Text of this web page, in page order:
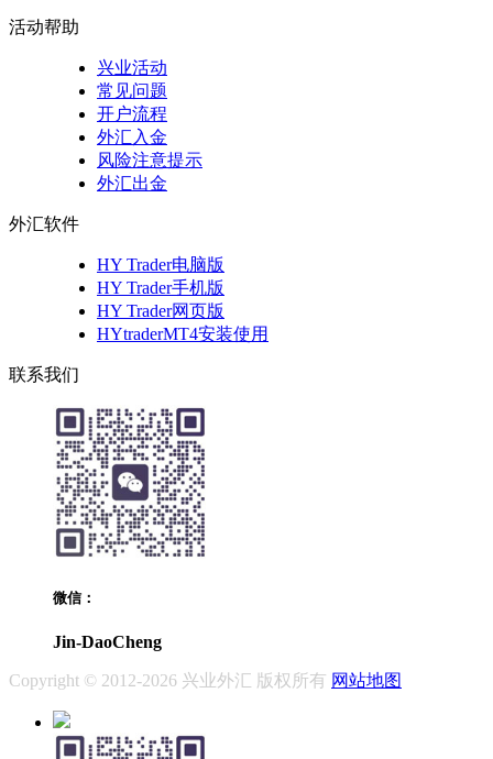
活动帮助
兴业活动
常见问题
开户流程
外汇入金
风险注意提示
外汇出金
外汇软件
HY Trader电脑版
HY Trader手机版
HY Trader网页版
HYtraderMT4安装使用
联系我们
微信：
Jin-DaoCheng
Copyright © 2012-2026 兴业外汇 版权所有 网站地图